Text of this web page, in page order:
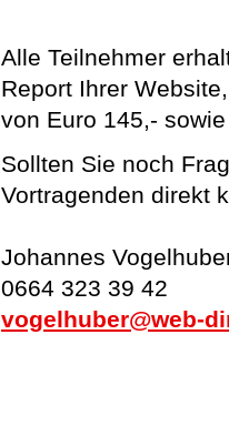
Alle Teilnehmer
Report Ihrer
von Euro 145,-
Sollten Sie noch
Vortragenden direkt
Johannes
0664 323 39 42
vogelhuber@web-